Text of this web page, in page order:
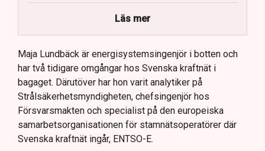
Maja Lundbäck vill se en mer proaktiv
Läs mer
Maja Lundbäck är energisystemsingenjör i botten och
har två tidigare omgångar hos Svenska kraftnät i
bagaget. Därutöver har hon varit analytiker på
Strålsäkerhetsmyndigheten, chefsingenjör hos
Försvarsmakten och specialist på den europeiska
samarbetsorganisationen för stamnätsoperatörer där
Svenska kraftnät ingår, ENTSO-E.